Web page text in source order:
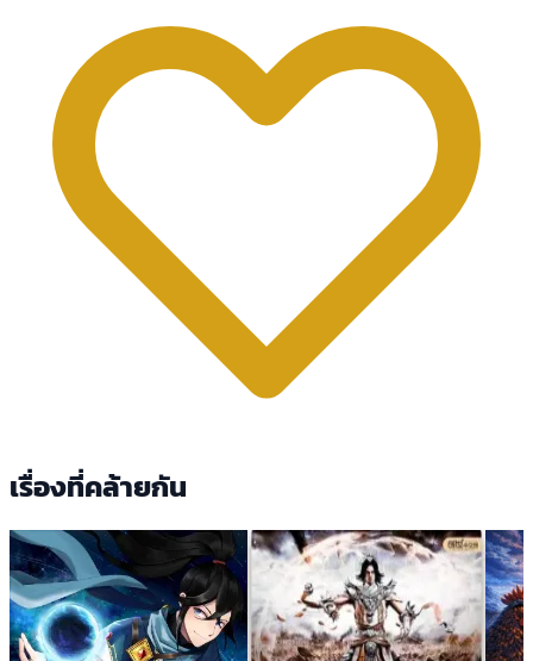
เรื่องที่คล้ายกัน